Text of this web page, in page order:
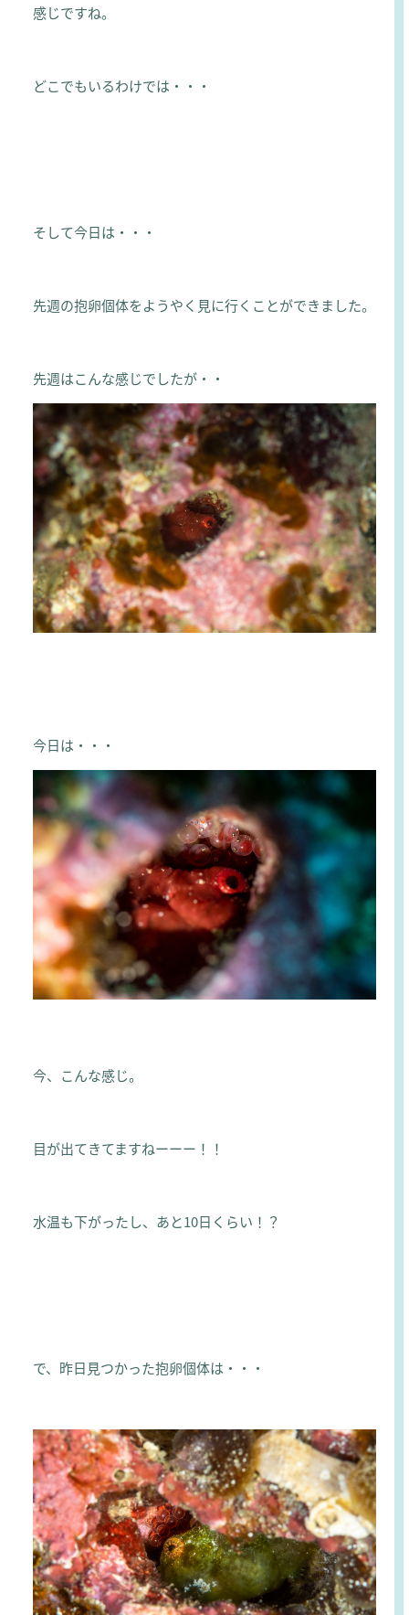
感じですね。
どこでもいるわけでは・・・
そして今日は・・・
先週の抱卵個体をようやく見に行くことができました。
先週はこんな感じでしたが・・
今日は・・・
今、こんな感じ。
目が出てきてますねーーー！！
水温も下がったし、あと10日くらい！？
で、昨日見つかった抱卵個体は・・・